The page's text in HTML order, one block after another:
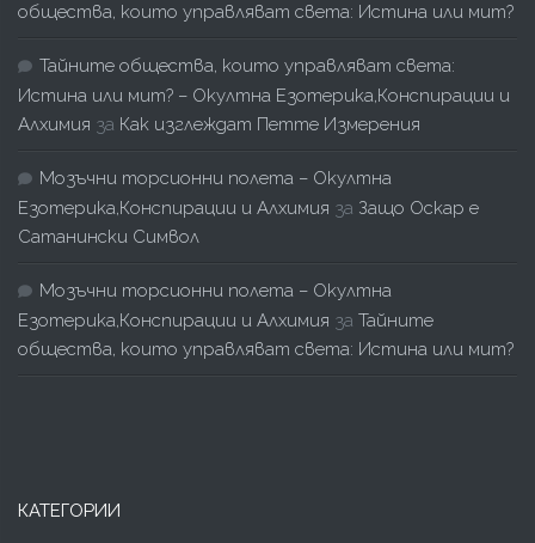
общества, които управляват света: Истина или мит?
Тайните общества, които управляват света:
Истина или мит? – Окултна Езотерика,Конспирации и
Алхимия за Как изглеждат Петте Измерения
Мозъчни торсионни полета – Окултна
Езотерика,Конспирации и Алхимия за Защо Оскар е
Сатанински Символ
Мозъчни торсионни полета – Окултна
Езотерика,Конспирации и Алхимия за Тайните
общества, които управляват света: Истина или мит?
КАТЕГОРИИ